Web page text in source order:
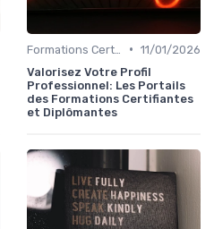
• 11/01/2026
Valorisez Votre Profil
Professionnel: Les Portails
des Formations Certifiantes
et Diplômantes